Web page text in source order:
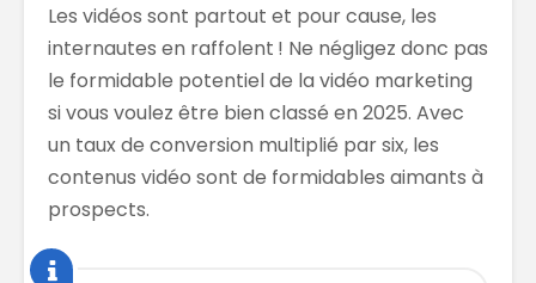
Les vidéos sont partout et pour cause, les
internautes en raffolent ! Ne négligez donc pas
le formidable potentiel de la vidéo marketing
si vous voulez être bien classé en 2025. Avec
un taux de conversion multiplié par six, les
contenus vidéo sont de formidables aimants à
prospects.